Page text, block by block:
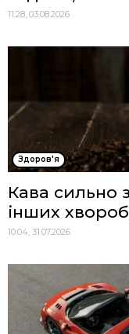
11:28, 03.08.2026
Здоров'я
Кава сильно
інших
10:04, 31.07.2026